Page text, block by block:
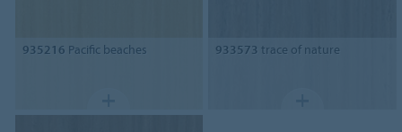
935216 Pacific beaches 933573 trace of nature